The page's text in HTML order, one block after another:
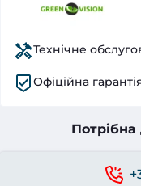
Технічне
Офіційна